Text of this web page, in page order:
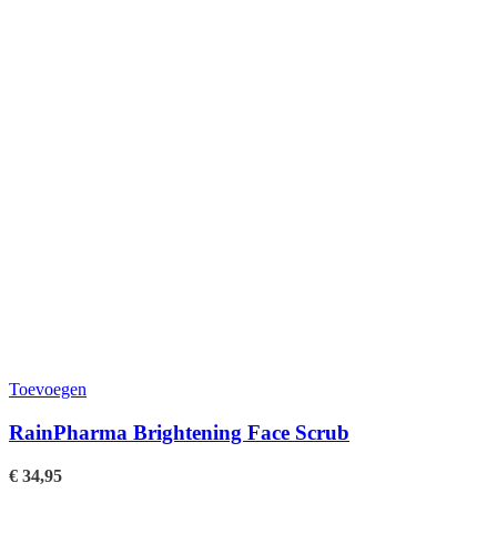
Toevoegen
RainPharma Brightening Face Scrub
€ 34,95